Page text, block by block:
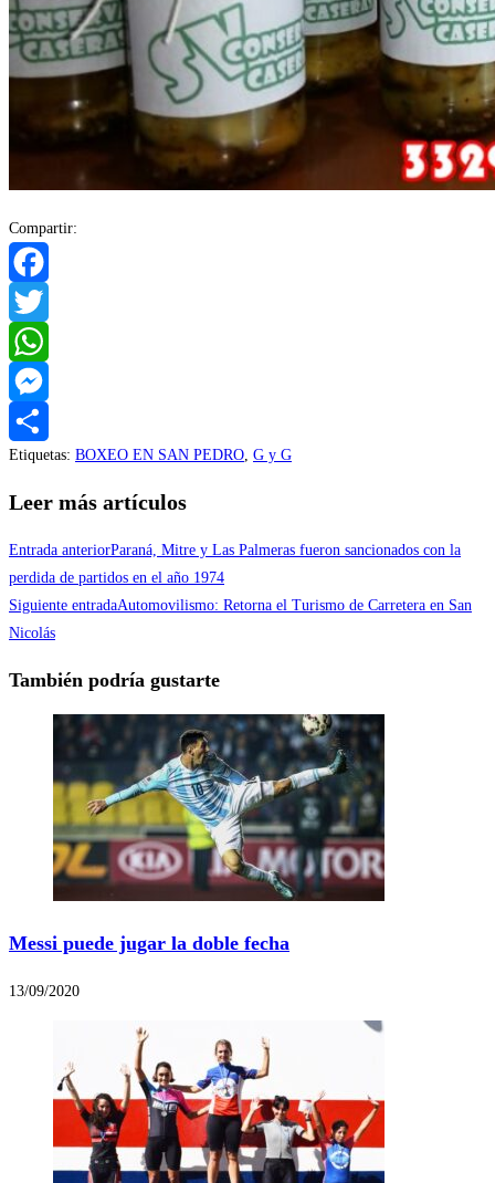
Compartir:
Facebook
Twitter
WhatsApp
Messenger
Compartir
Etiquetas: BOXEO EN SAN PEDRO G y G
Leer más artículos
Entrada anteriorParaná, Mitre y Las Palmeras fueron sancionados con la
perdida de partidos en el año 1974
Siguiente entradaAutomovilismo: Retorna el Turismo de Carretera en San
Nicolás
También podría gustarte
Messi puede jugar la doble fecha
13/09/2020